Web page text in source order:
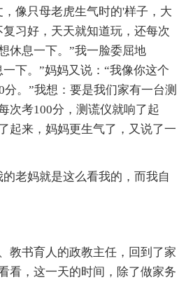
像只母老虎生气时的'样子，大
习好，天天就知道玩，还每次
休息一下。”我一脸委屈地
下。”妈妈又说：“我像你这个
。”我想：要是我们家有一台测
次考100分，测谎仪就响了起
起来，妈妈更生气了，又说了一
老妈就是这么看我的，而我自
书育人的政教主任，回到了家
看，这一天的时间，除了做家务